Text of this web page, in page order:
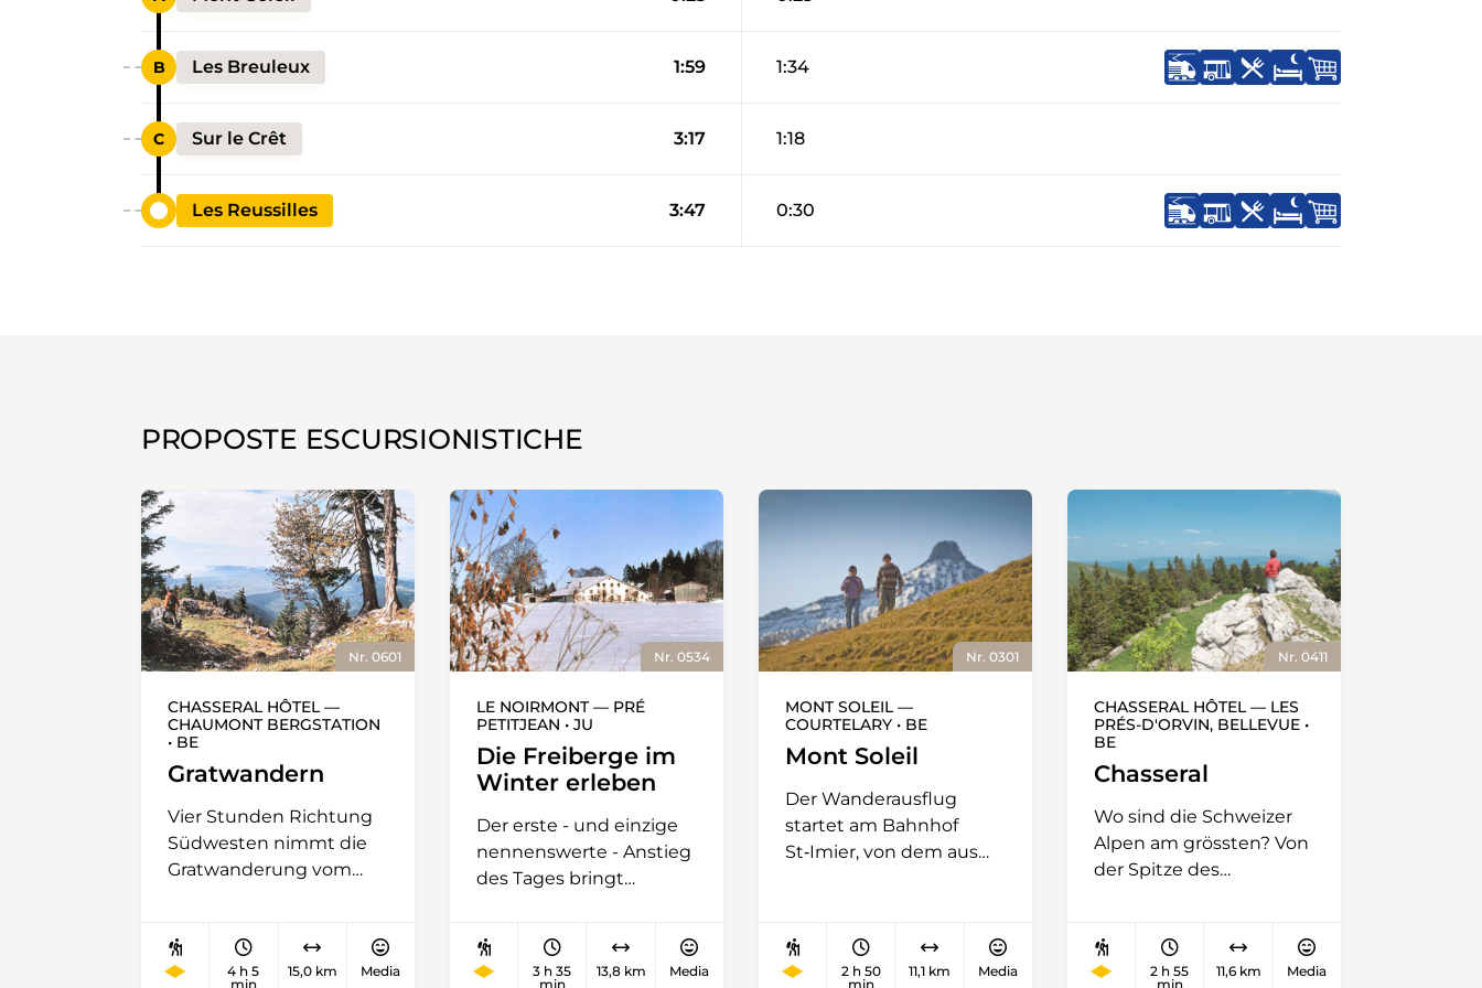
Les Breuleux 1:59 1:34
Sur le Crêt 3:17 1:18
Les Reussilles 3:47 0:30
PROPOSTE ESCURSIONISTICHE
Nr. 0601
CHASSERAL HÔTEL —
CHAUMONT BERGSTATION
• BE
Gratwandern
Vier Stunden Richtung
Südwesten nimmt die
Gratwanderung vom
vom frei stehenden
Aussichtskamm mit
4 h 5
min
15,0 km Media
Nr. 0534
LE NOIRMONT — PRÉ
PETITJEAN • JU
Die Freiberge im
Winter erleben
Der erste - und einzige
nennenswerte - Anstieg
des Tages bringt
Bahnhof Le Noirmont
3 h 35
min
13,8 km Media
Nr. 0301
MONT SOLEIL —
COURTELARY • BE
Mont Soleil
Der Wanderausflug
startet am Bahnhof
St‑Imier, von dem aus
Standseilbahn erreicht
2 h 50
min
11,1 km Media
Nr. 0411
CHASSERAL HÔTEL — LES
PRÉS-D'ORVIN, BELLEVUE •
BE
Chasseral
Wo sind die Schweizer
Alpen am grössten? Von
der Spitze des
Berges? Möglicherweise.
Oder etwa auf dem
2 h 55
min
11,6 km Media